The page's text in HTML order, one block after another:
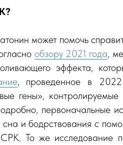
может помочь
обзору 2021 года,
эффекта,
, проведенное в 2022
гены»,
первоначальные
сна и бодрствования с
То же исследование